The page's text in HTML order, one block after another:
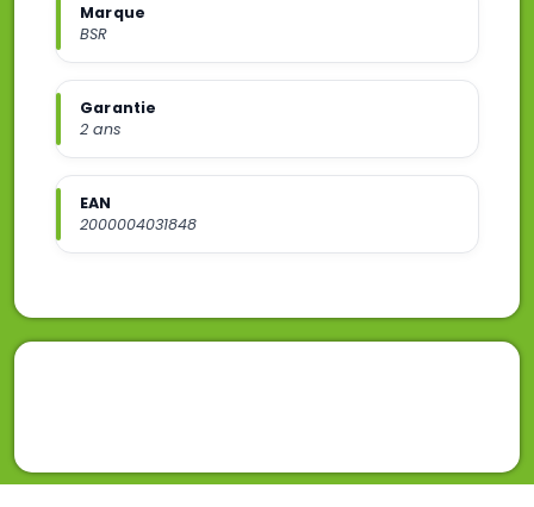
Marque
BSR
Garantie
2 ans
EAN
2000004031848